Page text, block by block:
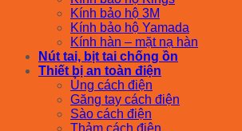
Kính bảo hộ 3M
Kính bảo hộ Yamada
Kính hàn – mặt nạ hàn
Nút tai, bịt tai chống ồn
Thiết bị an toàn điện
Ủng cách điện
Găng tay cách điện
Sào cách điện